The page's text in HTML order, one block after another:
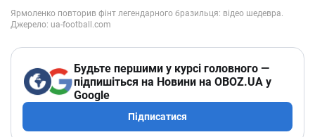
Будьте першими у курсі головного —
підпишіться на Новини на OBOZ.UA у
Google
Підписатися